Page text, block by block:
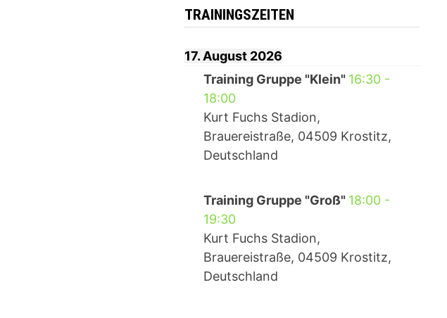
TRAININGSZEITEN
17. August 2026
Training Gruppe "Klein" 16:30-
18:00
Kurt Fuchs Stadion,
Brauereistraße, 04509 Krostitz,
Deutschland
Training Gruppe "Groß" 18:00-
19:30
Kurt Fuchs Stadion,
Brauereistraße, 04509 Krostitz,
Deutschland